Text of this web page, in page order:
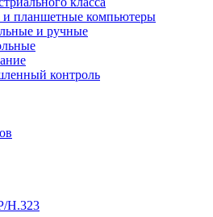
планшетные компьютеры
и ручные
контроль
H.323